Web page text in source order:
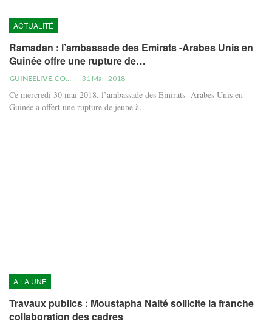
ACTUALITÉ
Ramadan : l’ambassade des Emirats -Arabes Unis en
Guinée offre une rupture de…
GUINEELIVE.COM 31 Mai , 2018
Ce mercredi 30 mai 2018, l’ambassade des Emirats- Arabes Unis en
Guinée a offert une rupture de jeune à…
À LA UNE
Travaux publics : Moustapha Naité sollicite la franche
collaboration des cadres